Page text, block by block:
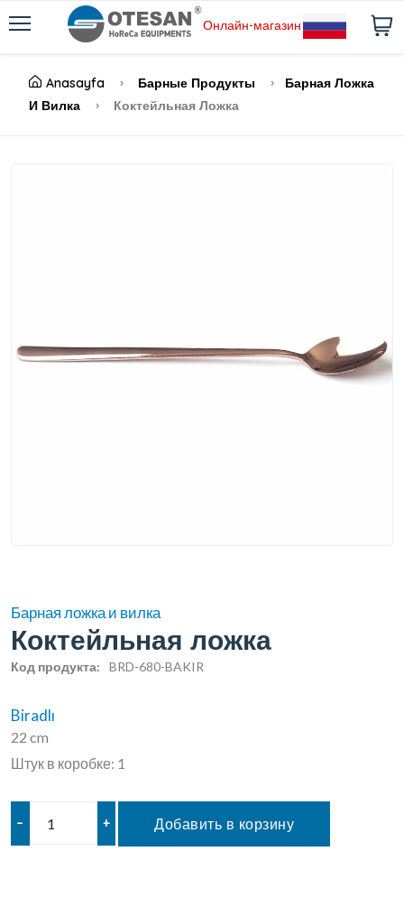
Онлайн-магазин
Anasayfa Барные Продукты
Барная Ложка
И Вилка
Коктейльная Ложка
Барная ложка и вилка
Коктейльная ложка
Код продукта: BRD-680-BAKIR
Biradlı
22 cm
Штук в коробке: 1
– + Добавить в корзину